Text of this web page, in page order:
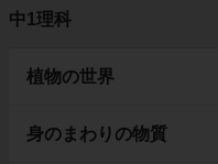
中1理科
植物の世界
身のまわりの物質